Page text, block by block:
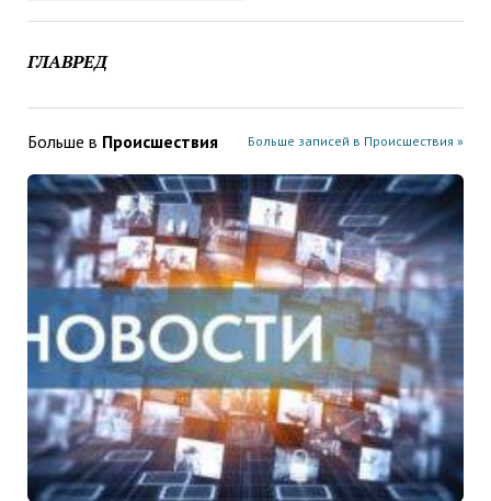
ГЛАВРЕД
Больше в Проиcшествия Больше записей в Проиcшествия »